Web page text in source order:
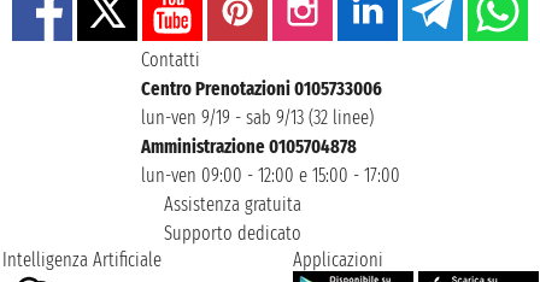
Contatti
Centro Prenotazioni 0105733006
lun-ven 9/19 - sab 9/13 (32 linee)
Amministrazione 0105704878
lun-ven 09:00 - 12:00 e 15:00 - 17:00
Assistenza gratuita
Supporto dedicato
Intelligenza Artificiale
Applicazioni